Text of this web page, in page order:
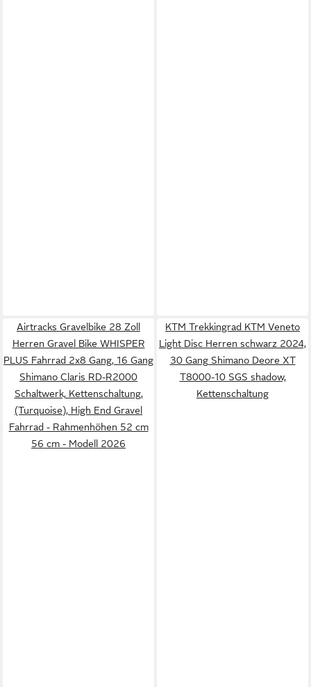
Airtracks Gravelbike 28 Zoll
Herren Gravel Bike WHISPER
PLUS Fahrrad 2x8 Gang, 16 Gang
Shimano Claris RD-R2000
Schaltwerk, Kettenschaltung,
(Turquoise), High End Gravel
Fahrrad - Rahmenhöhen 52 cm
56 cm - Modell 2026
KTM Trekkingrad KTM Veneto
Light Disc Herren schwarz 2024,
30 Gang Shimano Deore XT
T8000-10 SGS shadow,
Kettenschaltung